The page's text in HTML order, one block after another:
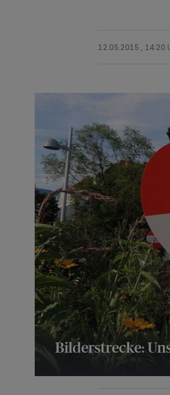
12.05.2015 , 14:20
Bilderstrecke: